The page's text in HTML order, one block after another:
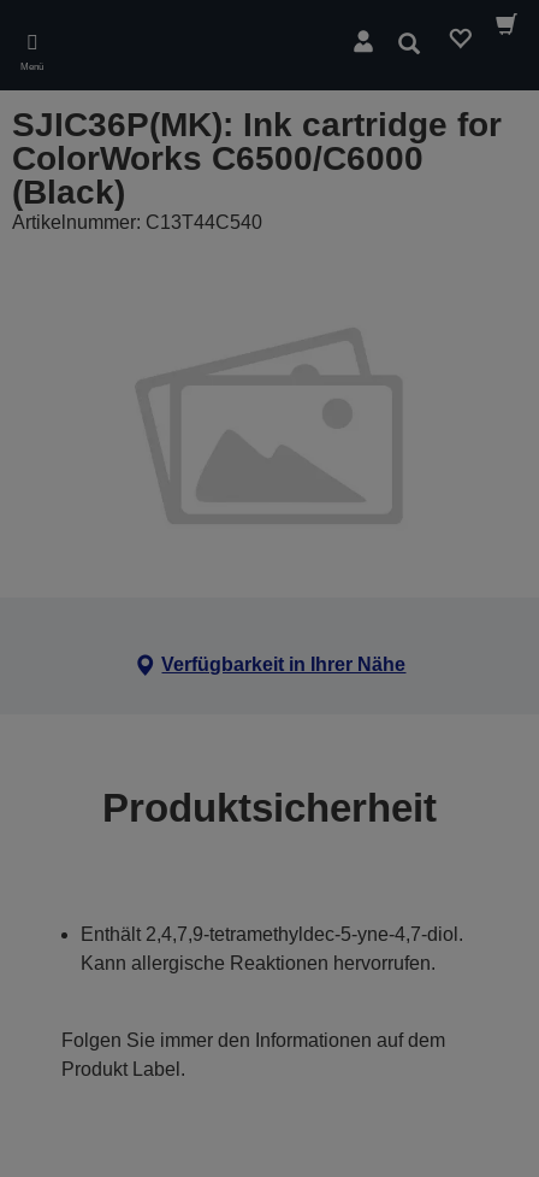
main
content
Menü
Suchen
SJIC36P(MK): Ink cartridge for
ColorWorks C6500/C6000
(Black)
Artikelnummer: C13T44C540
Verfügbarkeit in Ihrer Nähe
Produktsicherheit
Enthält 2,4,7,9-tetramethyldec-5-yne-4,7-diol.
Kann allergische Reaktionen hervorrufen.
Folgen Sie immer den Informationen auf dem
Produkt Label.